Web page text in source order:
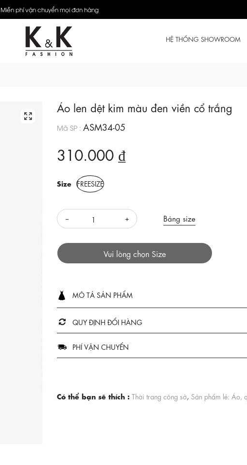
Miễn phí vận chuyển mọi đơn hàng
HỆ THỐNG SHOWROOM
Áo len dệt kim màu đen viền cổ trắng
Mã SP : ASM34-05
310.000 ₫
Size FREESIZE
Bảng size
Vui lòng chọn Size
MÔ TẢ SẢN PHẨM
QUY ĐỊNH ĐỔI HÀNG
PHÍ VẬN CHUYỂN
Có thể bạn sẽ thích : Thời trang công sở, Sản phẩm lẻ: Áo,